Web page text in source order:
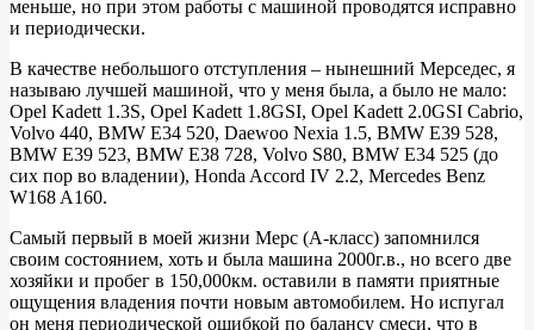
АКПП
722.6
меньше, но при этом работы с машиной проводятся исправно
и периодически.
В качестве небольшого отступления – нынешний Мерседес, я
называю лучшей машиной, что у меня была, а было не мало:
Opel Kadett 1.3S, Opel Kadett 1.8GSI, Opel Kadett 2.0GSI Cabrio,
Volvo 440, BMW E34 520, Daewoo Nexia 1.5, BMW E39 528,
BMW E39 523, BMW E38 728, Volvo S80, BMW E34 525 (до
сих пор во владении), Honda Accord IV 2.2, Mercedes Benz
W168 A160.
Самый первый в моей жизни Мерс (А-класс) запомнился
своим состоянием, хоть и была машина 2000г.в., но всего две
хозяйки и пробег в 150,000км. оставили в памяти приятные
ощущения владения почти новым автомобилем. Но испугал
он меня периодической ошибкой по балансу смеси, что в